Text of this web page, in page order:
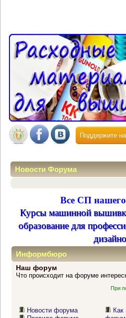
Поддержите
Новости Форума
Все СП
Курсы машинной
образование для
Информбюро
Наш форум
Что происходит на форуме
При
Новости форума
Как